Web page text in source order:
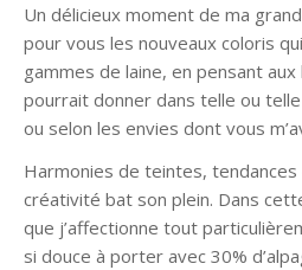
Un délicieux moment de ma
pour vous les nouveaux coloris
gammes de laine, en pensant
pourrait donner dans telle ou
ou selon les envies dont vous
Harmonies de teintes, tendances
créativité bat son plein. Dans
que j’affectionne tout
si douce à porter avec 30%